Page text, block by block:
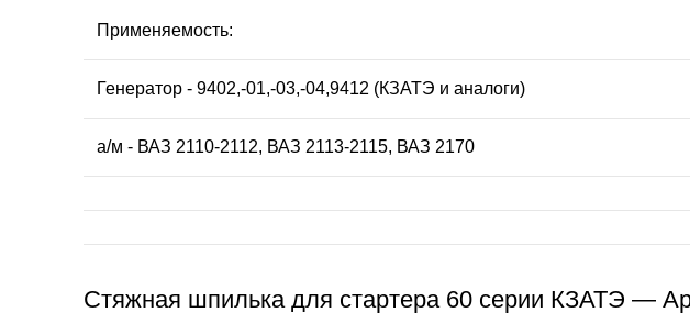
Применяемость:
Генератор - 9402,-01,-03,-04,9412 (КЗАТЭ и аналоги)
а/м - ВАЗ 2110-2112, ВАЗ 2113-2115, ВАЗ 2170
Стяжная шпилька для стартера 60 серии КЗАТЭ —